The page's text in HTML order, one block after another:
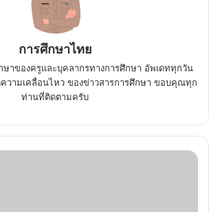
การศึกษาไทย
ษาของครูและบุคลากรทางการศึกษา อัพเดททุกวัน
ความเคลื่อนไหว ของข่าวสารการศึกษา ขอบคุณทุก
ท่านที่ติดตามครับ